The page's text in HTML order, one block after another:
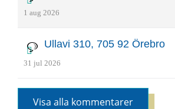
1 aug 2026
Ullavi 310, 705 92 Örebro
31 jul 2026
Visa alla kommentarer